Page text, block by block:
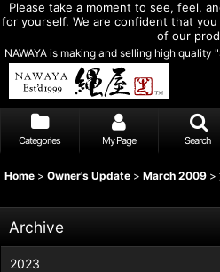
Please take a moment to see, feel,
for yourself. We are confident that
of our
NAWAYA is making and selling high quality
Categories My Page Search
Home > Owner's Update > March 2009 >
Archive
2023